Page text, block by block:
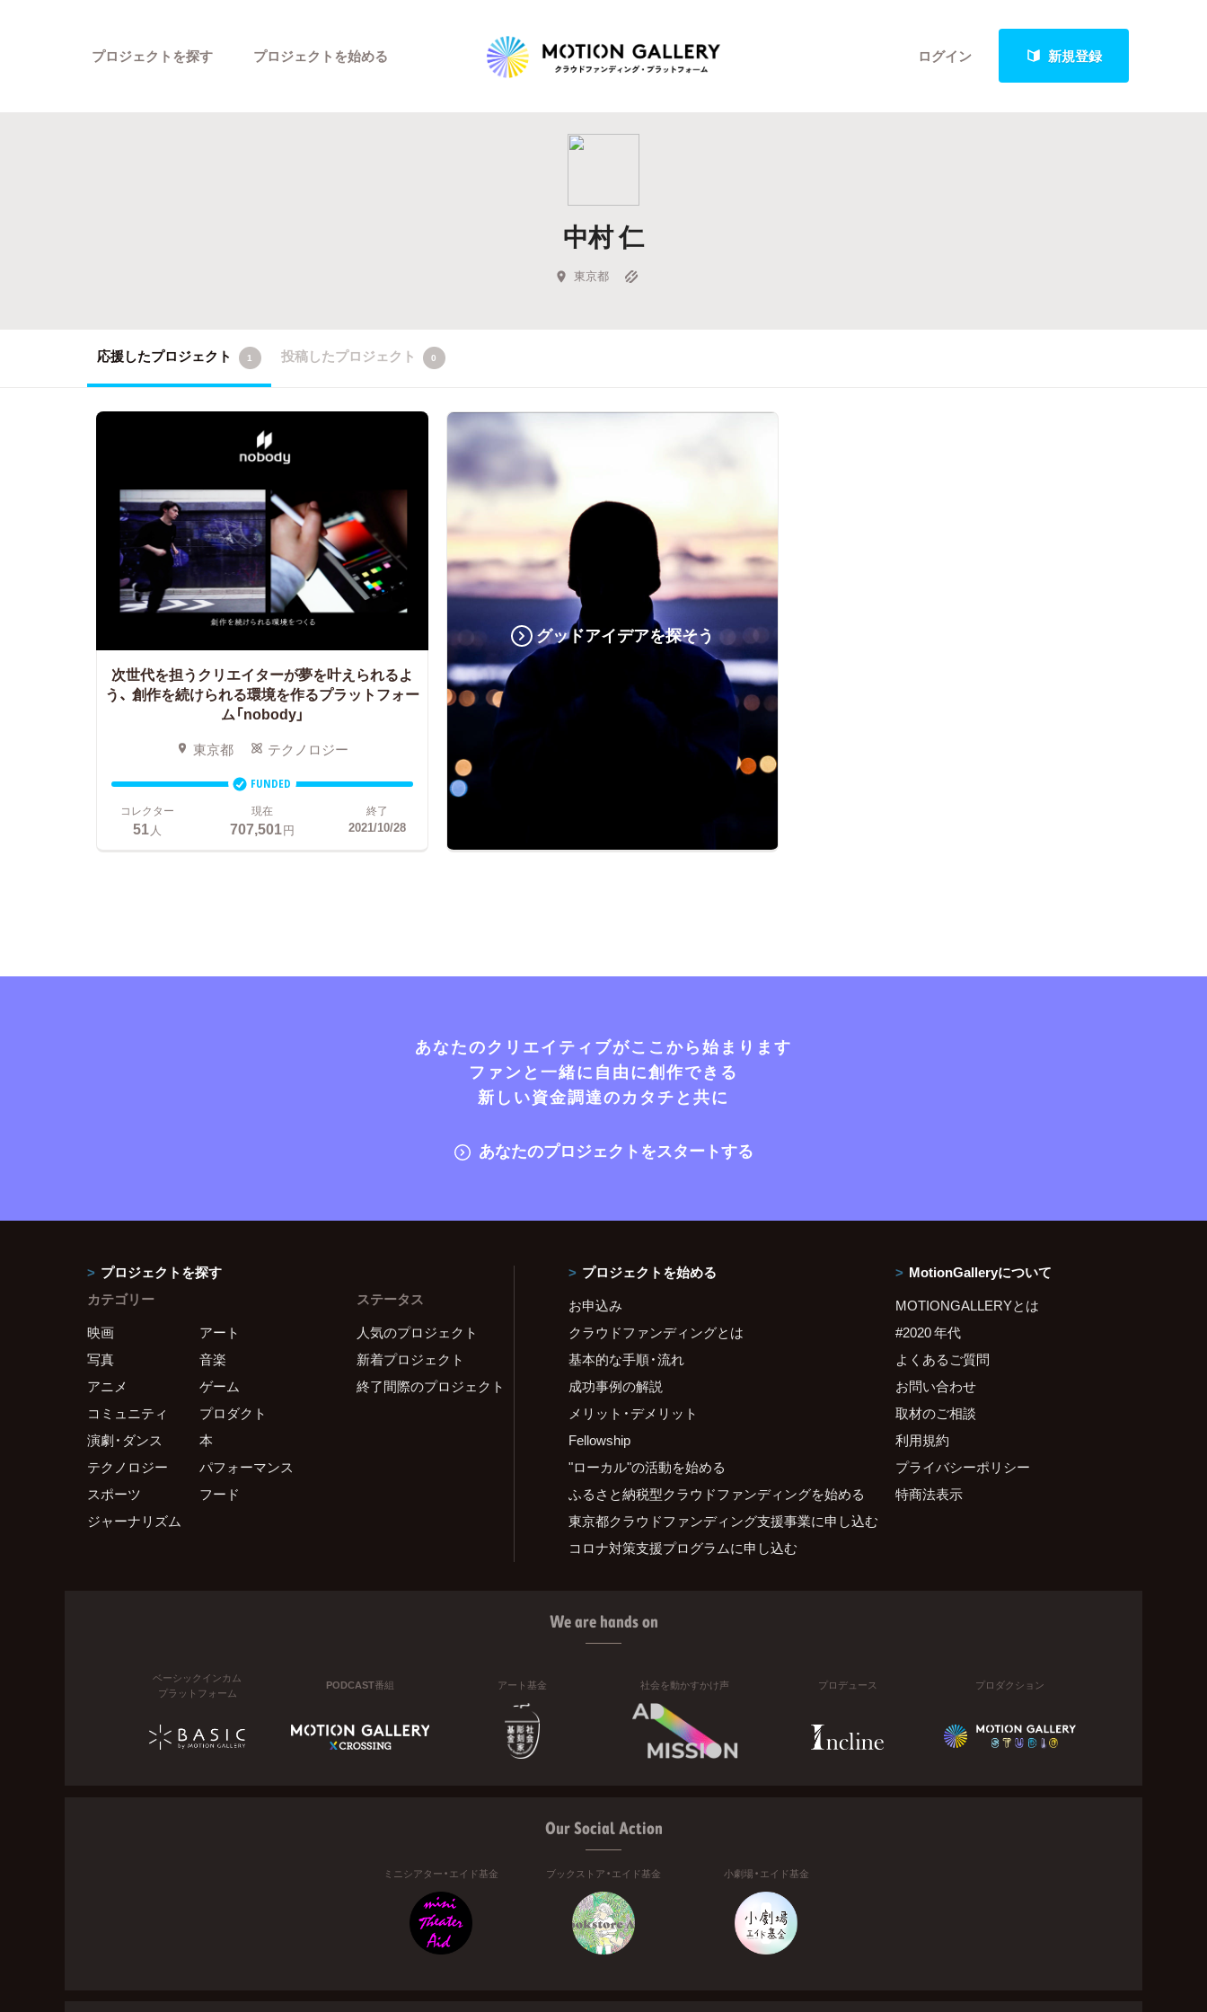
ログイン 新規登録
プロジェクトを探す
Highlight
Feature
キュレーターから探す
プロジェクトを始める
中村 仁
東京都
応援したプロジェクト 1 投稿したプロジェクト 0
次世代を担うクリエイターが夢を叶えられるよ
う、 創作を続けられる環境を作るプラットフォー
ム「nobody」
東京都 テクノロジー
FUNDED
コレクター
51人
現在
707,501円
終了
2021/10/28
グッドアイデアを探そう
あなたのクリエイティブがここから始まります
ファンと一緒に自由に創作できる
新しい資金調達のカタチと共に
あなたのプロジェクトをスタートする
プロジェクトを探す
カテゴリー
映画
アート
写真
音楽
アニメ
ゲーム
コミュニティ
プロダクト
演劇・ダンス
本
テクノロジー
パフォーマンス
スポーツ
フード
ジャーナリズム
ステータス
人気のプロジェクト
新着プロジェクト
終了間際のプロジェクト
プロジェクトを始める
お申込み
クラウドファンディングとは
基本的な手順・流れ
成功事例の解説
メリット・デメリット
Fellowship
"ローカル"の活動を始める
ふるさと納税型クラウドファンディングを始める
東京都クラウドファンディング支援事業に申し込む
コロナ対策支援プログラムに申し込む
MotionGalleryについて
MOTIONGALLERYとは
#2020 年代
よくあるご質問
お問い合わせ
取材のご相談
利用規約
プライバシーポリシー
特商法表示
We are hands on
ベーシックインカム
プラットフォーム
PODCAST番組 アート基金 社会を動かすかけ声 プロデュース プロダクション
Our Social Action
ミニシアター・エイド基金 ブックストア・エイド基金 小劇場・エイド基金